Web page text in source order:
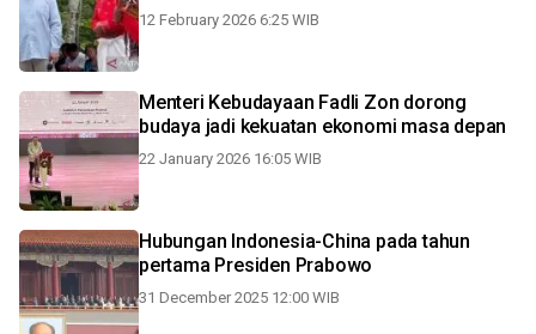
12 February 2026 6:25 WIB
Menteri Kebudayaan Fadli Zon dorong
budaya jadi kekuatan ekonomi masa depan
22 January 2026 16:05 WIB
Hubungan Indonesia-China pada tahun
pertama Presiden Prabowo
31 December 2025 12:00 WIB